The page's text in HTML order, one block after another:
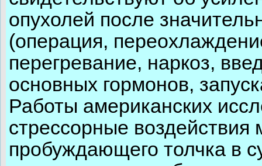
опухолей после
(операция,
перегревание, наркоз,
основных гормонов,
Работы американских
стрессорные воздействия
пробуждающего толчка в